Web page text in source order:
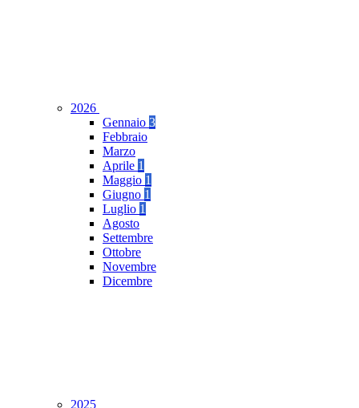
2026
Gennaio 3
Febbraio
Marzo
Aprile 1
Maggio 1
Giugno 1
Luglio 1
Agosto
Settembre
Ottobre
Novembre
Dicembre
2025